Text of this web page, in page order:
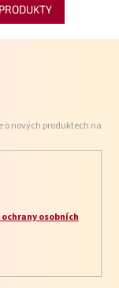
nových produktech na
osobních